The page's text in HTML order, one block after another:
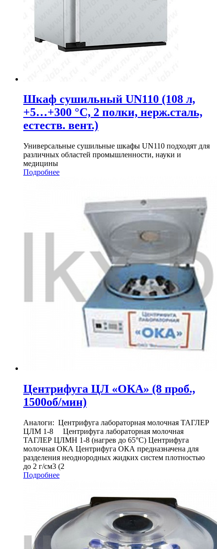
Шкаф сушильный UN110 (108 л,
+5…+300 °С, 2 полки, нерж.сталь,
естеств. вент.)
Универсальные сушильные шкафы UN110 подходят для
различных областей промышленности, науки и
медицины
Подробнее
Центрифуга ЦЛ «ОКА» (8 проб.,
1500об/мин)
Аналоги: Центрифуга лабораторная молочная ТАГЛЕР
ЦЛМ 1-8 Центрифуга лабораторная молочная
ТАГЛЕР ЦЛМН 1-8 (нагрев до 65°С) Центрифуга
молочная ОКА Центрифуга ОКА предназначена для
разделения неоднородных жидких систем плотностью
до 2 г/см3 (2
Подробнее